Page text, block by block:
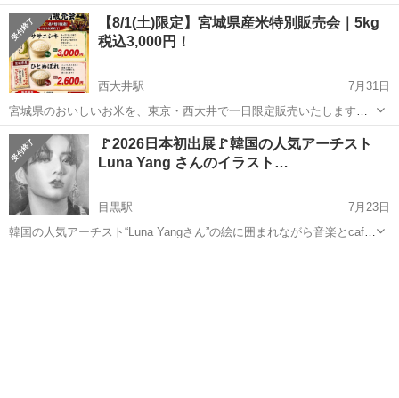
いますサン・ライフ ファミリーホール日野本町にて予約制の無料個別
相談、式場見学を実施しております。 施設をよく知るスタッフが個別
の事前相談、式場をご案内いた...
東京 日野市 日野駅 展示会
【8/1(土)限定】宮城県産米特別販売会｜5kg
税込3,000円！
西大井駅
7月31日
宮城県のおいしいお米を、東京・西大井で一日限定販売いたします！
🌾 宮城県産ひとめぼれ 5kg 税込2800円 🌾 宮城県産ササニシキ
5kg 税込3,000円 🌾 宮城県産まなむすめ 5kg 税込2.200円 🌾 玄...
東京 品川区 西大井駅 展示会 お米
🚩2026日本初出展🚩韓国の人気アーチスト
Luna Yang さんのイラスト…
目黒駅
7月23日
韓国の人気アーチスト“Luna Yangさん”の絵に囲まれながら音楽とcafe